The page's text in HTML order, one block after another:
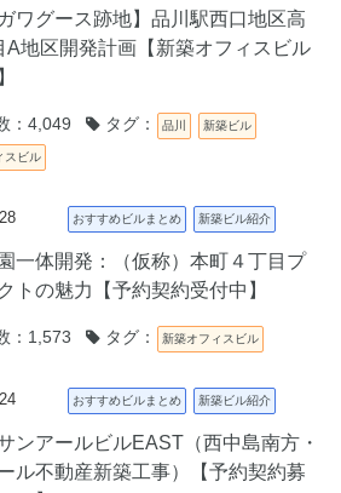
ガワグース跡地】品川駅西口地区高
A地区開発計画【新築オフィスビル
：4,049 タグ： 品川 新築ビル
スビル
おすすめビルまとめ 新築ビル紹介
一体開発：（仮称）本町４丁目プ
トの魅力【予約契約受付中】
：1,573 タグ： 新築オフィスビル
おすすめビルまとめ 新築ビル紹介
ンアールビルEAST（西中島南方・
ル不動産新築工事）【予約契約募